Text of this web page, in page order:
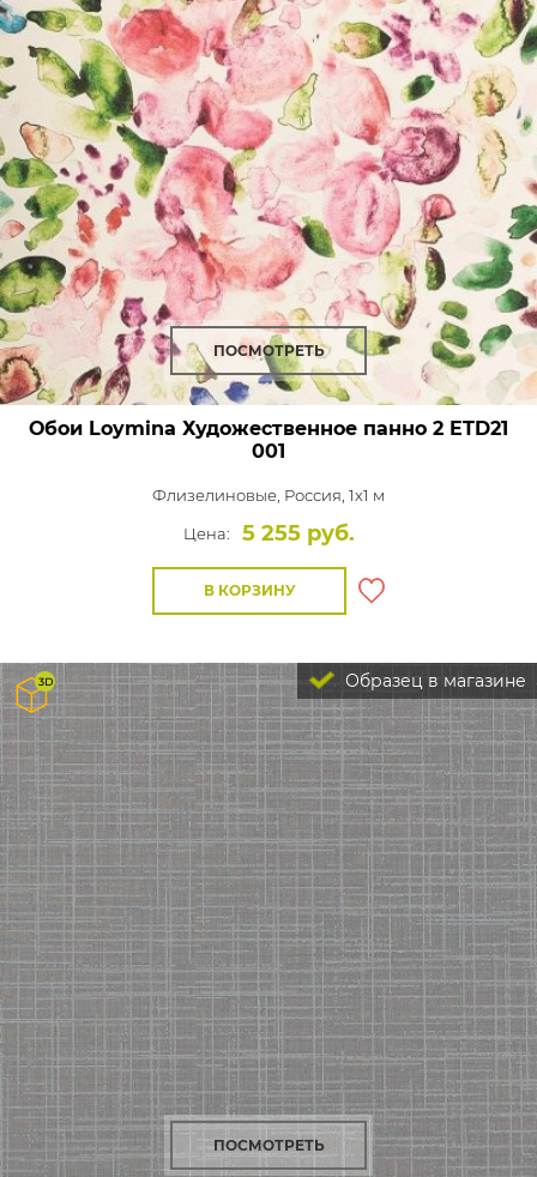
ПОСМОТРЕТЬ
Обои Loymina Художественное панно 2 ETD21
001
Флизелиновые, Россия, 1x1 м
Цена:
5 255 руб.
В КОРЗИНУ
Образец в магазине
ПОСМОТРЕТЬ